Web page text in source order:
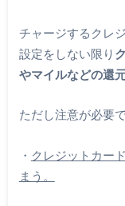
チャージするクレ
設定をしない限り
やマイルなどの還
ただし注意が必要で
・ クレジットカー
まう。